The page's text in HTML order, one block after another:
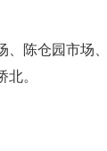
陈仓园市场、
。